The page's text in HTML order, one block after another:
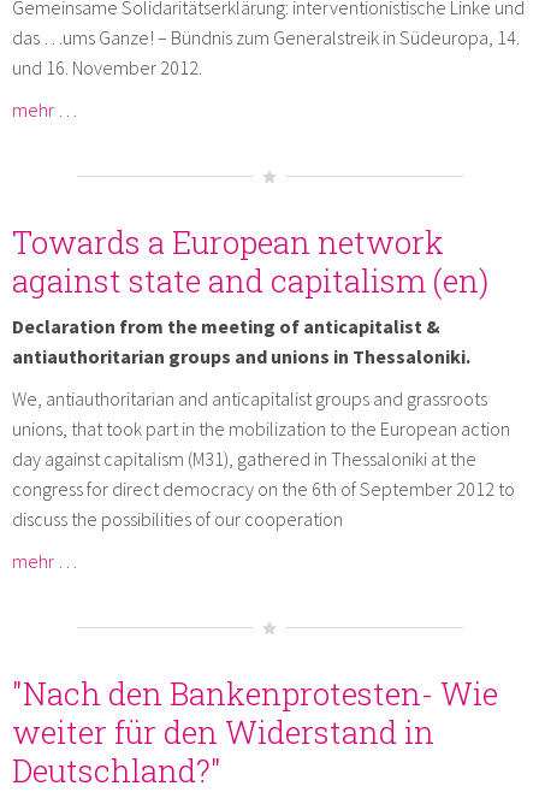
Gemeinsame Solidaritätserklärung: interventionistische Linke und
das …ums Ganze! – Bündnis zum Generalstreik in Südeuropa, 14.
und 16. November 2012.
mehr …
Towards a European network
against state and capitalism (en)
Declaration from the meeting of anticapitalist &
antiauthoritarian groups and unions in Thessaloniki.
We, antiauthoritarian and anticapitalist groups and grassroots
unions, that took part in the mobilization to the European action
day against capitalism (M31), gathered in Thessaloniki at the
congress for direct democracy on the 6th of September 2012 to
discuss the possibilities of our cooperation
mehr …
"Nach den Bankenprotesten- Wie
weiter für den Widerstand in
Deutschland?"